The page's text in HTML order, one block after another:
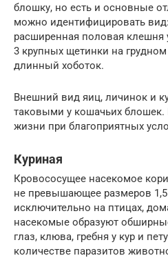
блошку, но есть и основные
можно идентифицировать
расширенная половая клешня
3 крупных щетинки на
длинный хоботок.
Внешний вид яиц, личинок и
таковыми у кошачьих блошек.
жизни при благоприятных
Куриная
Кровососущее насекомое
не превышающее размеров
исключительно на птицах,
насекомые образуют
глаз, клюва, гребня у кур и
количестве паразитов